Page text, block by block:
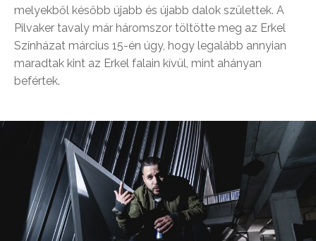
melyekből később újabb és újabb dalok születtek. A
Pilvaker tavaly már háromszor töltötte meg az Erkel
Színházat március 15-én úgy, hogy legalább annyian
maradtak kint az Erkel falain kívül, mint ahányan
befértek.